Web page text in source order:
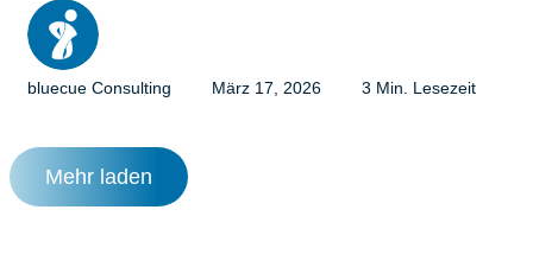
bluecue Consulting März 17, 2026 3 Min. Lesezeit
Mehr laden